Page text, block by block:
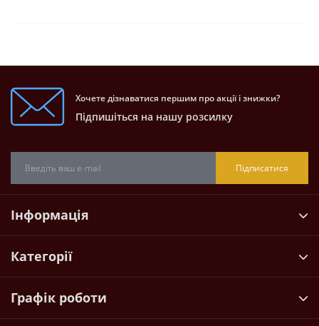
Хочете дізнаватися першим про акції і знижки?
Підпишіться на нашу розсилку
Підписатися
Інформація
Категорії
Графік роботи